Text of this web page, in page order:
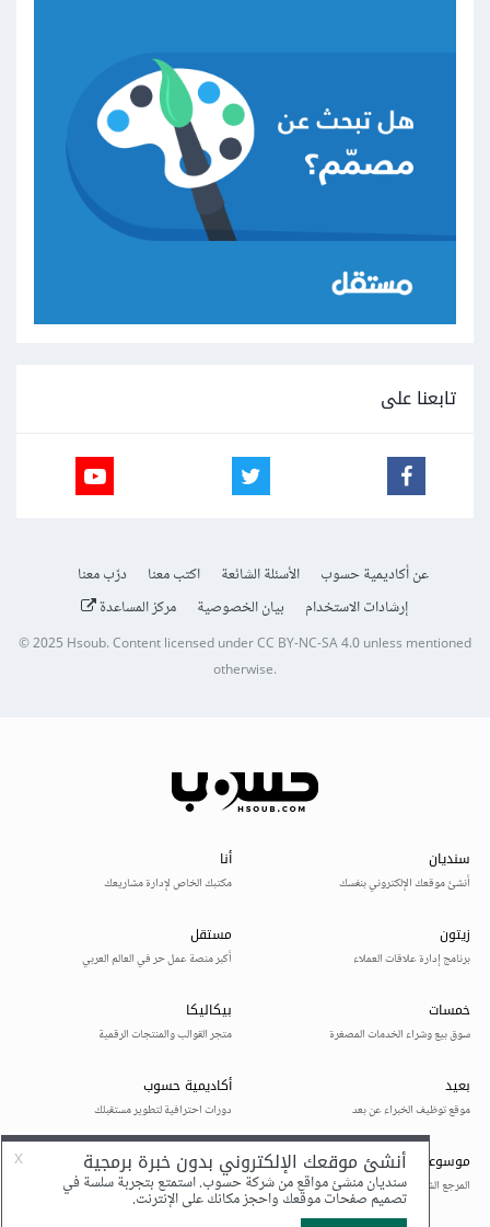
تابعنا على
عن أكاديمية حسوب الأسئلة الشائعة اكتب معنا
درّب معنا
إرشادات الاستخدام
بيان الخصوصية مركز المساعدة
© 2025Hsoub.Content licensed underCC BY-NC-SA 4.0unless mentioned
otherwise.